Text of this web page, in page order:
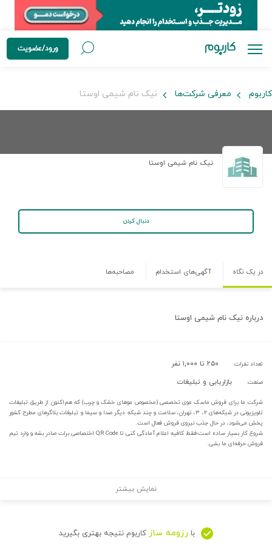
ورود/عضویت
کاربوم معرفی شرکت‌ها نیک نام شیمی اوستا
نیک نام شیمی اوستا
دنبال کردن
در یک نگاه آگهی‌های استخدام مصاحبه‌ها
درباره نیک نام شیمی اوستا
تعداد نفرات: ۲۵۰ تا ۱,۰۰۰ نفر
صنعت: بازاریابی و تبلیغات
شرکت ما برای فروش ماسک موی تخصصی (مخصوص موهای خشک و چرب) که هم‌اکنون از طریق تبلیغات
تلویزیونی در شبکه‌های ۲، ۳، تهران، سلامت و چند شبکه دیگر صدا و سیما و تبلیغات بلاگرهای مطرح کشور
پخش می‌شود، در حال جذب نیروی فروش فعال است.
شروع کار بسیار ساده است؛فقط کافیه اعلام آمادگی کنی تا QR Code اختصاصی برات صادر بشه و وارد تیم
فروش حرفه‌ای ما بشی.
نمایش بیشتر
با رزومه ساز کاربوم نتیجه بهتری بگیرید